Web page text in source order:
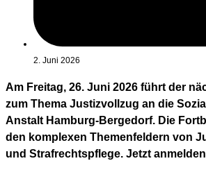
2. Juni 2026
Am Freitag, 26. Juni 2026 führt der
zum Thema Justizvollzug an die
Anstalt Hamburg-Bergedorf. Die
den komplexen Themenfeldern von
und Strafrechtspflege. Jetzt